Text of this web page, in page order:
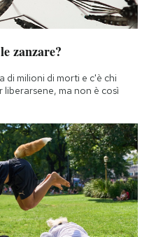
zanzare?
di milioni di morti e c'è chi
ma non è così